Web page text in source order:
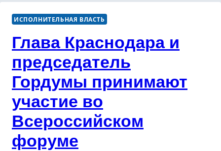
ИСПОЛНИТЕЛЬНАЯ ВЛАСТЬ
Глава Краснодара и
председатель
Гордумы принимают
участие во
Всероссийском
форуме